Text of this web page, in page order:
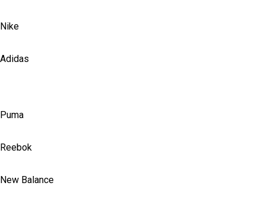
Nike
Adidas
Puma
Reebok
New Balance